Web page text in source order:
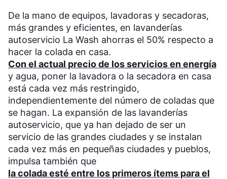
De la mano de equipos, lavadoras y secadoras,
más grandes y eficientes, en lavanderías
autoservicio La Wash ahorras el 50% respecto a
hacer la colada en casa.
Con el actual precio de los servicios en energía
y agua, poner la lavadora o la secadora en casa
está cada vez más restringido,
independientemente del número de coladas que
se hagan. La expansión de las lavanderías
autoservicio, que ya han dejado de ser un
servicio de las grandes ciudades y se instalan
cada vez más en pequeñas ciudades y pueblos,
impulsa también que
la colada esté entre los primeros ítems para el